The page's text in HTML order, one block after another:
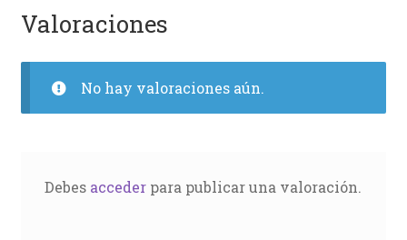
Valoraciones
No hay valoraciones aún.
Debes accederpara publicar una valoración.